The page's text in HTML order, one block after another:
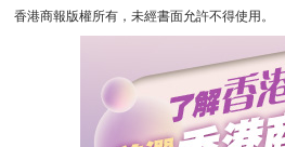
香港商報版權所有，未經書面允許不得使用。